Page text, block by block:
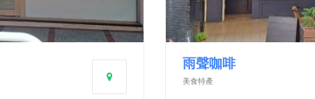
雨聲咖啡
美食特產